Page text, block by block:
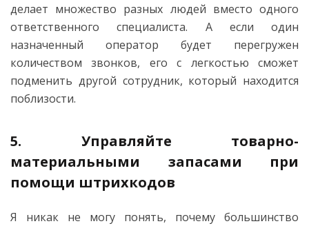
делает множество разных людей вместо одного
ответственного специалиста. А если один
назначенный оператор будет перегружен
количеством звонков, его с легкостью сможет
подменить другой сотрудник, который находится
поблизости.
5. Управляйте товарно-
материальными запасами при
помощи штрихкодов
Я никак не могу понять, почему большинство